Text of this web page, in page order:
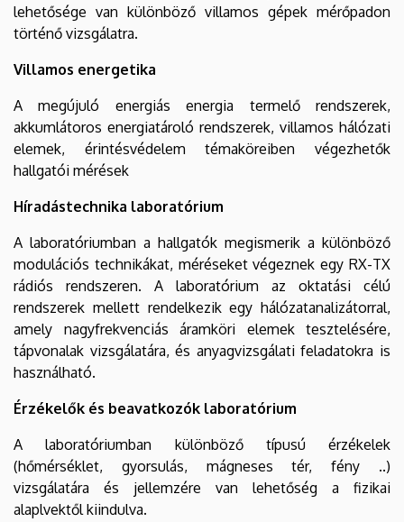
lehetősége van különböző villamos gépek mérőpadon
történő vizsgálatra.
Villamos energetika
A megújuló energiás energia termelő rendszerek,
akkumlátoros energiatároló rendszerek, villamos hálózati
elemek, érintésvédelem témaköreiben végezhetők
hallgatói mérések
Híradástechnika laboratórium
A laboratóriumban a hallgatók megismerik a különböző
modulációs technikákat, méréseket végeznek egy RX-TX
rádiós rendszeren. A laboratórium az oktatási célú
rendszerek mellett rendelkezik egy hálózatanalizátorral,
amely nagyfrekvenciás áramköri elemek tesztelésére,
tápvonalak vizsgálatára, és anyagvizsgálati feladatokra is
használható.
Érzékelők és beavatkozók laboratórium
A laboratóriumban különböző típusú érzékelek
(hőmérséklet, gyorsulás, mágneses tér, fény ..)
vizsgálatára és jellemzére van lehetőség a fizikai
alaplvektől kiindulva.